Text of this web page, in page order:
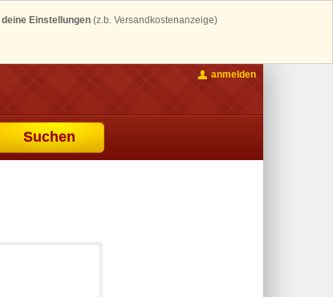
deine Einstellungen (z.b. Versandkostenanzeige)
Suchen
anmelden